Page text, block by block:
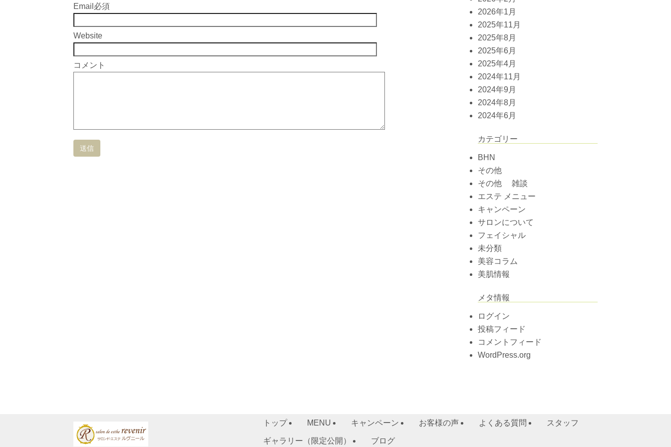
Email 必須
Website
コメント
2026年1月
2025年11月
2025年8月
2025年6月
2025年4月
2024年11月
2024年9月
2024年8月
2024年6月
カテゴリー
BHN
その他
その他 雑談
エステ メニュー
キャンペーン
サロンについて
フェイシャル
未分類
美容コラム
美肌情報
メタ情報
ログイン
投稿フィード
コメントフィード
WordPress.org
トップ MENU キャンペーン お客様の声 よくある質問 スタッフ
ギャラリー（限定公開） ブログ